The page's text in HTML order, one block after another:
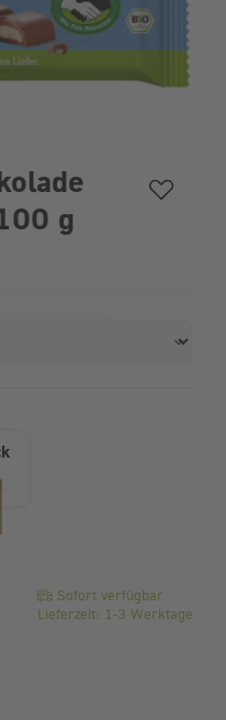
g
Sofort verfügbar
Lieferzeit: 1-3 Werktage